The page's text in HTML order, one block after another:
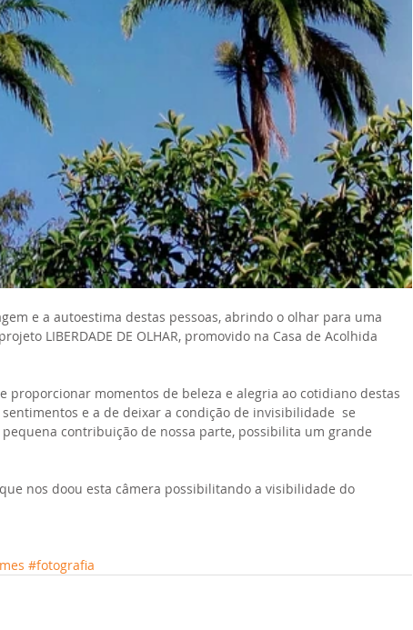
e a autoestima destas pessoas, abrindo o olhar para uma
LIBERDADE DE OLHAR, promovido na Casa de Acolhida
proporcionar momentos de beleza e alegria ao cotidiano destas
e a de deixar a condição de invisibilidade  se
contribuição de nossa parte, possibilita um grande
nos doou esta câmera possibilitando a visibilidade do
#fotografia